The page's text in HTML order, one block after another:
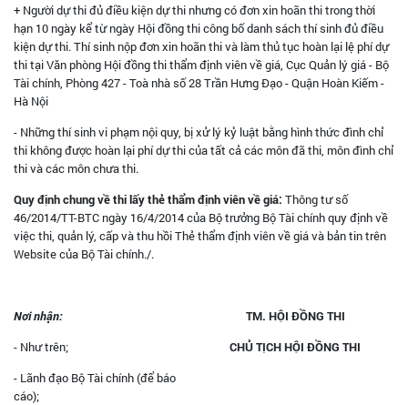
+ Người dự thi đủ điều kiện dự thi nhưng có đơn xin hoãn thi trong thời
hạn 10 ngày kể từ ngày Hội đồng thi công bố danh sách thí sinh đủ điều
kiện dự thi. Thí sinh nộp đơn xin hoãn thi và làm thủ tục hoàn lại lệ phí dự
thi tại Văn phòng Hội đồng thi thẩm định viên về giá, Cục Quản lý giá - Bộ
Tài chính, Phòng 427 - Toà nhà số 28 Trần Hưng Đạo - Quận Hoàn Kiếm -
Hà Nội
- Những thí sinh vi phạm nội quy, bị xử lý kỷ luật bằng hình thức đình chỉ
thi không được hoàn lại phí dự thi của tất cả các môn đã thi, môn đình chỉ
thi và các môn chưa thi.
Quy định chung về thi lấy thẻ thẩm định viên về giá: Thông tư số
46/2014/TT-BTC ngày 16/4/2014 của Bộ trưởng Bộ Tài chính quy định về
việc thi, quản lý, cấp và thu hồi Thẻ thẩm định viên về giá và bản tin trên
Website của Bộ Tài chính./.
Nơi nhận:
- Như trên;
- Lãnh đạo Bộ Tài chính (để báo
cáo);
TM. HỘI ĐỒNG THI
CHỦ TỊCH HỘI ĐỒNG THI